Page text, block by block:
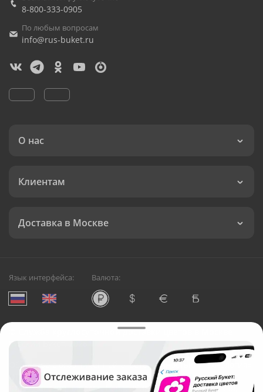
8-800-333-0905
По любым вопросам
info@rus-buket.ru
О нас
Клиентам
Доставка в Москве
Язык интерфейса: Валюта:
Служба круглосуточной доставки цветов в Москве
Русский Букет, 2026
Общество с ограниченной ответственностью «Технология»
ОГРН: 1195476081745, ИНН: 5410081997
Юридический адрес: г. Новосибирск, ул. Ипподромская,